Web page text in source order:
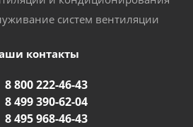
систем вентиляции
контакты
8 800 222-46-43
8 499 390-62-04
8 495 968-46-43